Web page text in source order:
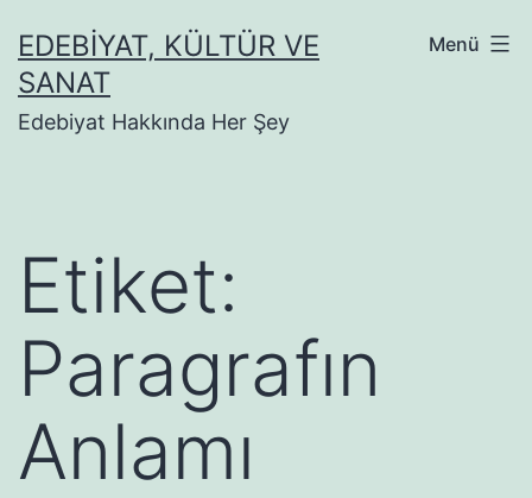
geçEDEBIYAT, KÜLTÜR VE
SANAT
Edebiyat Hakkında Her Şey
Menü
Etiket:
Paragrafın
Anlamı